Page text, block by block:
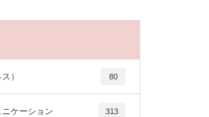
） 80
ケーション 313